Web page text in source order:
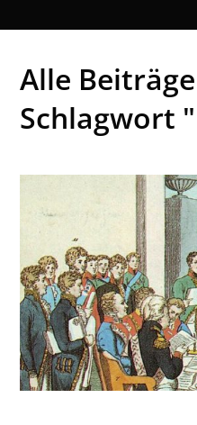
Alle
Schlagwort